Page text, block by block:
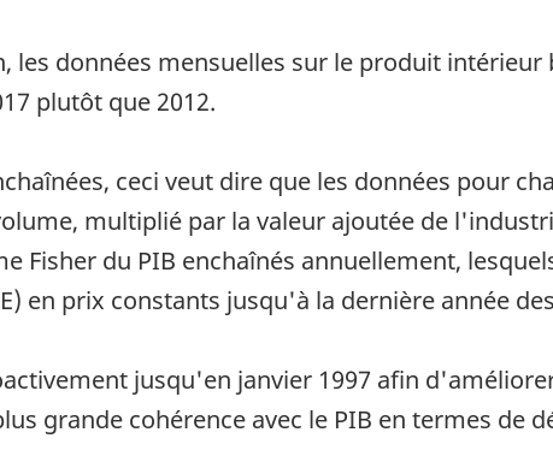
les données mensuelles sur le produit
plutôt que 2012.
ceci veut dire que les données pour
multiplié par la valeur ajoutée de
Fisher du PIB enchaînés annuellement,
en prix constants jusqu'à la dernière année des
jusqu'en janvier 1997 afin
grande cohérence avec le PIB en termes de